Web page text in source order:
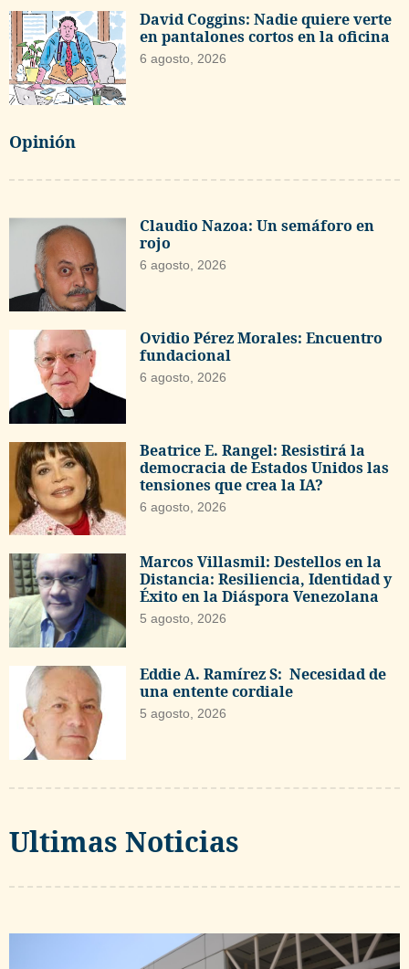
David Coggins: Nadie quiere verte
en pantalones cortos en la oficina
6 agosto, 2026
Opinión
Claudio Nazoa: Un semáforo en
rojo
6 agosto, 2026
Ovidio Pérez Morales: Encuentro
fundacional
6 agosto, 2026
Beatrice E. Rangel: Resistirá la
democracia de Estados Unidos las
tensiones que crea la IA?
6 agosto, 2026
Marcos Villasmil: Destellos en la
Distancia: Resiliencia, Identidad y
Éxito en la Diáspora Venezolana
5 agosto, 2026
Eddie A. Ramírez S: Necesidad de
una entente cordiale
5 agosto, 2026
Ultimas Noticias